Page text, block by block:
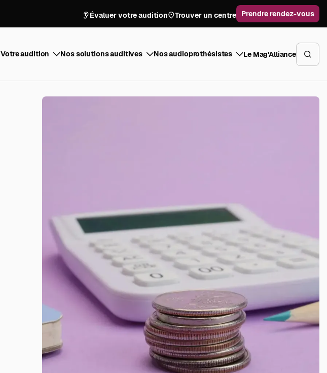
Évaluer votre audition Trouver un centre Prendre rendez-vous
Votre audition Nos solutions auditives Nos audioprothésistes Le Mag'Alliance